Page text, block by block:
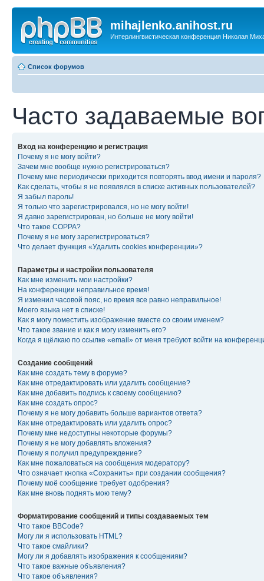
mihajlenko.anihost.ru
Интерлингвистическая конференция Николая
Список форумов
Часто задаваемые
Вход на конференцию и регистрация
Почему я не могу войти?
Зачем мне вообще нужно регистрироваться?
Почему мне периодически приходится повторять ввод имени и пароля?
Как сделать, чтобы я не появлялся в списке активных пользователей?
Я забыл пароль!
Я только что зарегистрировался, но не могу войти!
Я давно зарегистрирован, но больше не могу войти!
Что такое COPPA?
Почему я не могу зарегистрироваться?
Что делает функция «Удалить cookies конференции»?
Параметры и настройки пользователя
Как мне изменить мои настройки?
На конференции неправильное время!
Я изменил часовой пояс, но время все равно неправильное!
Моего языка нет в списке!
Как я могу поместить изображение вместе со своим именем?
Что такое звание и как я могу изменить его?
Когда я щёлкаю по ссылке «email» от меня требуют войти на
Создание сообщений
Как мне создать тему в форуме?
Как мне отредактировать или удалить сообщение?
Как мне добавить подпись к своему сообщению?
Как мне создать опрос?
Почему я не могу добавить больше вариантов ответа?
Как мне отредактировать или удалить опрос?
Почему мне недоступны некоторые форумы?
Почему я не могу добавлять вложения?
Почему я получил предупреждение?
Как мне пожаловаться на сообщения модератору?
Что означает кнопка «Сохранить» при создании сообщения?
Почему моё сообщение требует одобрения?
Как мне вновь поднять мою тему?
Форматирование сообщений и типы создаваемых тем
Что такое BBCode?
Могу ли я использовать HTML?
Что такое смайлики?
Могу ли я добавлять изображения к сообщениям?
Что такое важные объявления?
Что такое объявления?